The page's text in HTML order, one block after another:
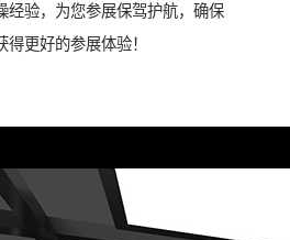
经验，为您参展保驾护航，确保
更好的参展体验！